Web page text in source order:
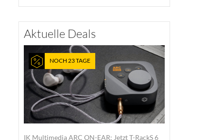
Aktuelle Deals
NOCH 23 TAGE
IK Multimedia ARC ON-EAR: Jetzt T-RackS 6